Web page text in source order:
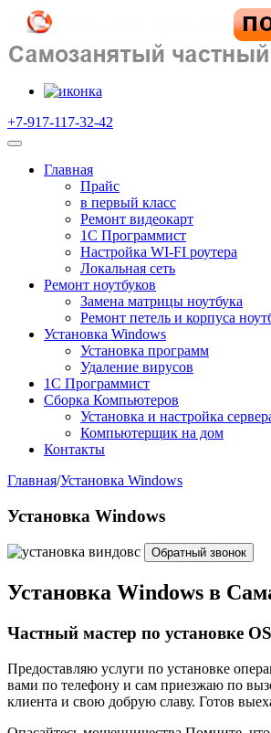
+7-917-117-32-42
Главная
Прайс
в первый класс
Ремонт видеокарт
1C Программист
Настройка WI-FI роутера
Локальная сеть
Ремонт ноутбуков
Замена матрицы ноутбука
Ремонт петель и корпуса
Установка Windows
Установка программ
Удаление вирусов
1C Программист
Сборка Компьютеров
Установка и настройка
Компьютерщик на дом
Контакты
Главная/Установка Windows
Установка Windows
Обратный звонок
Установка Windows в
Частный мастер по установке
Предоставляю услуги по установке
вами по телефону и сам приезжаю по
клиента и свою добрую славу. Готов